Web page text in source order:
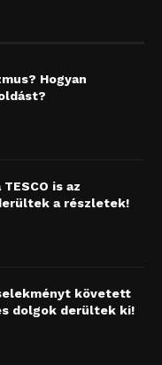
Hogyan
is az
a részletek!
követett
dolgok derültek ki!